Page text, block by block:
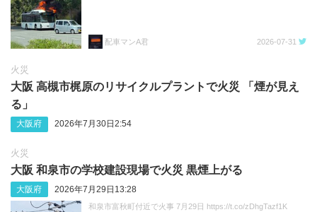
配車マンA君 2026-07-31
火災
大阪 高槻市梶原のリサイクルプラントで火災 「煙が見え
る」
大阪府 2026年7月30日2:54
火災
大阪 和泉市の学校建設現場で火災 黒煙上がる
大阪府 2026年7月29日13:28
和泉市富秋町付近で火事 7月29日 https://t.co/zDhgTazf1K